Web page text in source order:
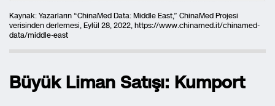
Kaynak: Yazarların “ChinaMed Data: Middle East,” ChinaMed Projesi
verisinden derlemesi, Eylül 28, 2022, https://www.chinamed.it/chinamed-
data/middle-east
Büyük Liman Satışı: Kumport